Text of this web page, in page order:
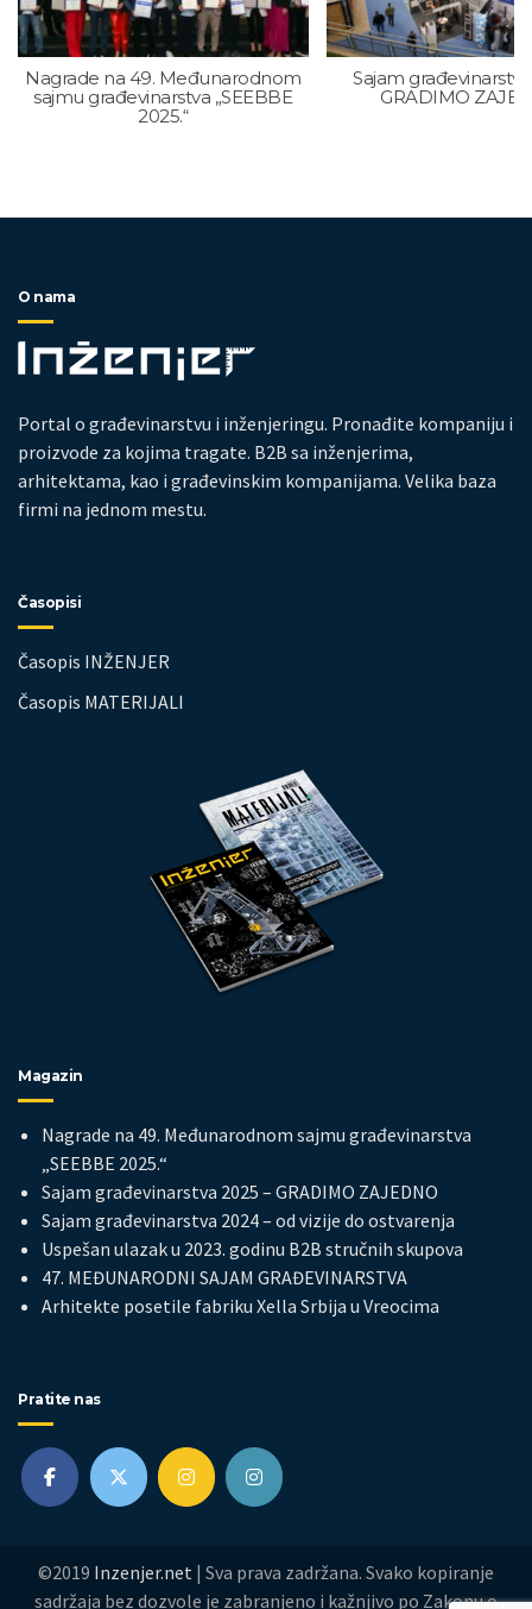
Nagrade na 49. Međunarodnom
sajmu građevinarstva „SEEBBE
2025.“
Sajam
GRADIMO
O nama
Portal o građevinarstvu i inženjeringu. Pronađite kompaniju i
proizvode za kojima tragate. B2B sa inženjerima,
arhitektama, kao i građevinskim kompanijama. Velika baza
firmi na jednom mestu.
Časopisi
Časopis INŽENJER
Časopis MATERIJALI
Magazin
Nagrade na 49. Međunarodnom sajmu građevinarstva
„SEEBBE 2025.“
Sajam građevinarstva 2025 – GRADIMO ZAJEDNO
Sajam građevinarstva 2024 – od vizije do ostvarenja
Uspešan ulazak u 2023. godinu B2B stručnih skupova
47. MEĐUNARODNI SAJAM GRAĐEVINARSTVA
Arhitekte posetile fabriku Xella Srbija u Vreocima
Pratite nas
©2019 Inzenjer.net | Sva prava zadržana. Svako kopiranje
sadržaja bez dozvole je zabranjeno i kažnjivo po Zakonu o